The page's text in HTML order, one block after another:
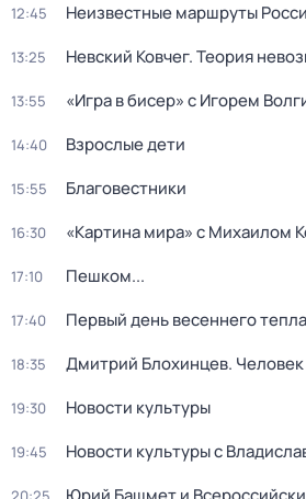
12:45 Неизвестные маршруты
13:25 Невский Ковчег. Теория
13:55 «Игра в бисер» с Игорем
14:40 Взрослые дети
15:55 Благовестники
16:30 «Картина мира» с Михаилом
17:10 Пешком...
17:40 Первый день весеннего тепла
18:35 Дмитрий Блохинцев. Человек
19:30 Новости культуры
19:45 Новости культуры с